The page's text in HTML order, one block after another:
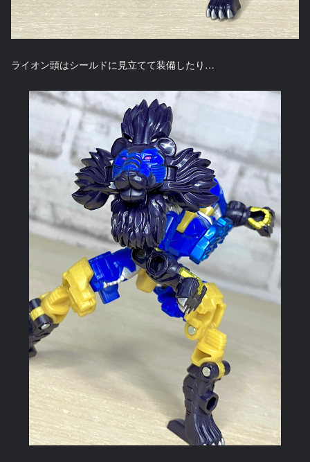
ライオン頭はシールドに見立てて装備したり…